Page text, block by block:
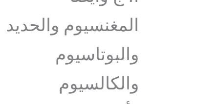
المغنسيوم والحديد
والبوتاسيوم
والكالسيوم